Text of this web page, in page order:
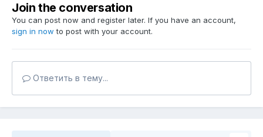
Join the conversation
You can post now and register later. If you have an account,
sign in now to post with your account.
Ответить в тему...